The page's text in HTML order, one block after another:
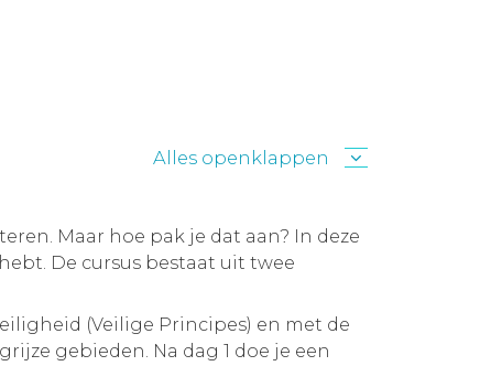
Alles openklappen
Maar hoe pak je dat aan? In deze
De cursus bestaat uit twee
(Veilige Principes) en met de
gebieden. Na dag 1 doe je een